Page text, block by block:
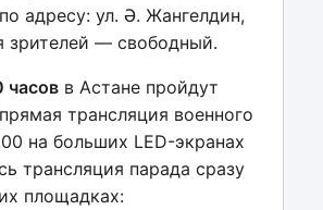
адресу: ул. Ә. Жангелдин,
зрителей — свободный.
часовв Астане пройдут
трансляция военного
на больших LED-экранах
трансляция парада сразу
площадках: